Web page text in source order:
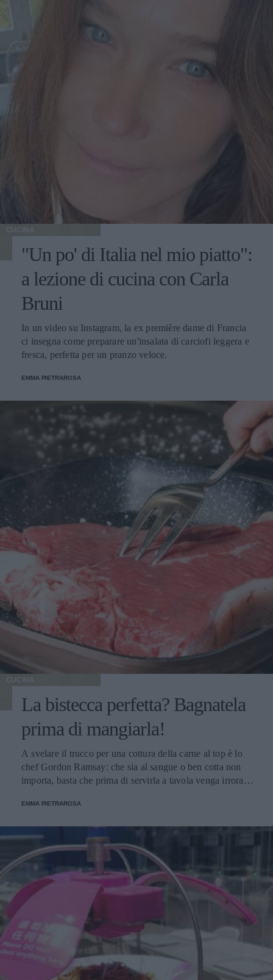
CUCINA
"Un po' di Italia nel mio piatto":
a lezione di cucina con Carla
Bruni
In un video su Instagram, la ex première dame di Francia
ci insegna come preparare un'insalata di carciofi leggera e
fresca, perfetta per un pranzo veloce.
EMMA PIETRAROSA
CUCINA
La bistecca perfetta? Bagnatela
prima di mangiarla!
A svelare il trucco per una cottura della carne al top è lo
chef Gordon Ramsay: che sia al sangue o ben cotta non
importa, basta che prima di servirla a tavola venga irrorata
EMMA PIETRAROSA